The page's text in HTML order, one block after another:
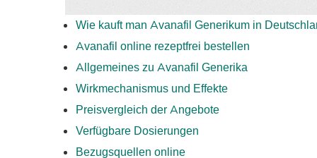
Wie kauft man Avanafil Generikum in
Avanafil online rezeptfrei bestellen
Allgemeines zu Avanafil Generika
Wirkmechanismus und Effekte
Preisvergleich der Angebote
Verfügbare Dosierungen
Bezugsquellen online